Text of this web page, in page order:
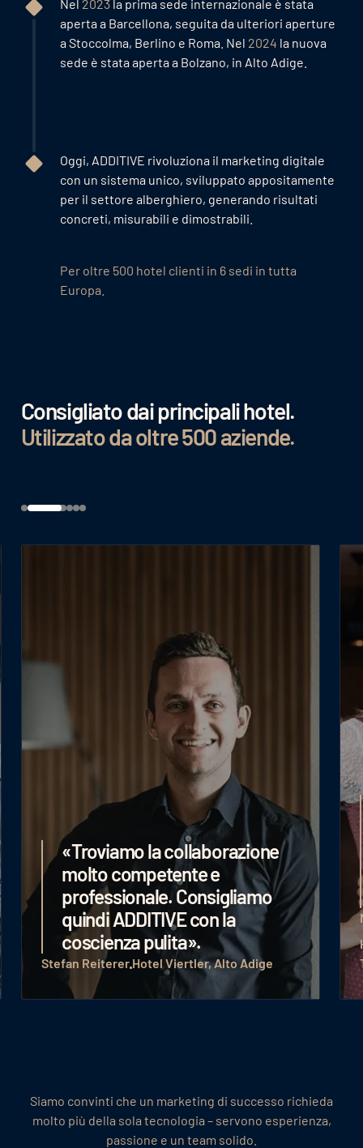
Nel 2023 la prima sede internazionale è stata
aperta a Barcellona, seguita da ulteriori aperture
a Stoccolma, Berlino e Roma. Nel 2024 la nuova
sede è stata aperta a Bolzano, in Alto Adige.
Oggi, ADDITIVE rivoluziona il marketing digitale
con un sistema unico, sviluppato appositamente
per il settore alberghiero, generando risultati
concreti, misurabili e dimostrabili.
Per oltre 500 hotel clienti in 6 sedi in tutta
Europa.
Consigliato dai principali hotel.
Utilizzato da oltre 500 aziende.
«Troviamo la collaborazione
molto competente e
professionale. Consigliamo
quindi ADDITIVE con la
coscienza pulita».
Stefan Reiterer Hotel Viertler, Alto Adige
Siamo convinti che un marketing di successo richieda
molto più della sola tecnologia – servono esperienza,
passione e un team solido.